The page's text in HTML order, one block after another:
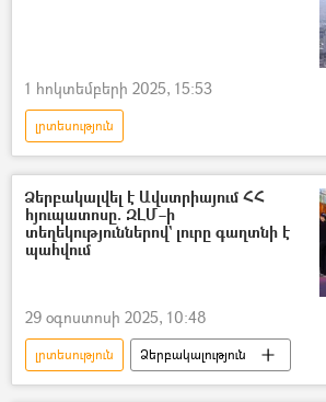
1 հոկտեմբերի 2025, 15:53
լրտեսություն
Իրանի Իսլամական Հանրապետություն
լրտես
Ձերբակալվել է Ավստրիայում ՀՀ
հյուպատոսը. ԶԼՄ–ի
տեղեկություններով` լուրը գաղտնի է
պահվում
29 օգոստոսի 2025, 10:48
լրտեսություն
Ձերբակալություն
Դիվանագետ